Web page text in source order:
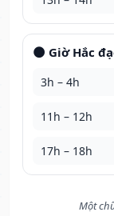
🌑 Giờ Hắc
3h – 4h
11h – 12h
17h – 18h
Một